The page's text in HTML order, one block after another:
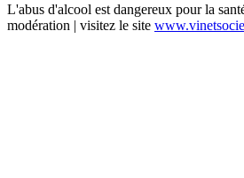
L'abus d'alcool est dangereux pour la
modération | visitez le site